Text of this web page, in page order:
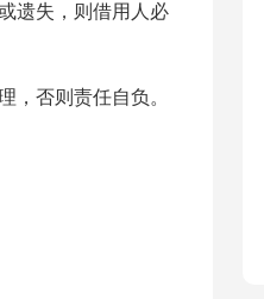
遗失，则借用人必
，否则责任自负。